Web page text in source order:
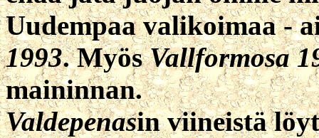
Uudempaa valikoimaa -
1993. MyösVallformosa
maininnan.
Valdepenasin viineistä